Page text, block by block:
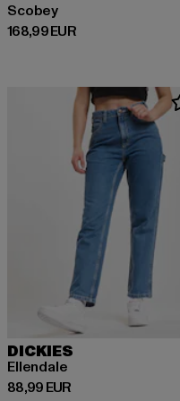
Scobey
168,99 EUR
Derzeitiger Preis: 168,99 EUR
DICKIES
Ellendale
88,99 EUR
Derzeitiger Preis: 88,99 EUR